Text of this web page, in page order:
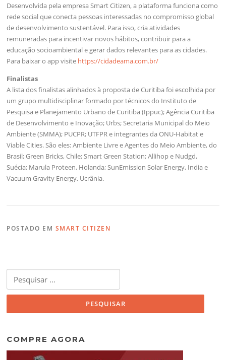
Desenvolvida pela empresa Smart Citizen, a plataforma funciona como
rede social que conecta pessoas interessadas no compromisso global
de desenvolvimento sustentável. Para isso, cria atividades
remuneradas para incentivar novos hábitos, contribuir para a
educação socioambiental e gerar dados relevantes para as cidades.
Para baixar o app visite https://cidadeama.com.br/
Finalistas
A lista dos finalistas alinhados à proposta de Curitiba foi escolhida por
um grupo multidisciplinar formado por técnicos do Instituto de
Pesquisa e Planejamento Urbano de Curitiba (Ippuc); Agência Curitiba
de Desenvolvimento e Inovação; Urbs; Secretaria Municipal do Meio
Ambiente (SMMA); PUCPR; UTFPR e integrantes da ONU-Habitat e
Viable Cities. São eles: Ambiente Livre e Agentes do Meio Ambiente, do
Brasil; Green Bricks, Chile; Smart Green Station; Allihop e Nudgd,
Suécia; Marula Proteen, Holanda; SunEmission Solar Energy, India e
Vacuum Gravity Energy, Ucrânia.
POSTADO EM SMART CITIZEN
por:
COMPRE AGORA